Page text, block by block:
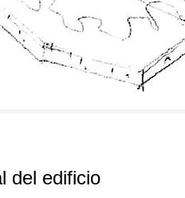
del edificio